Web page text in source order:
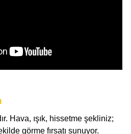
Hava, ışık, hissetme şekliniz;
görme fırsatı sunuyor.